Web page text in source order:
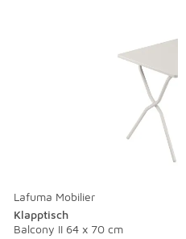
Lafuma Mobilier
Klapptisch
Balcony II 64 x 70 cm